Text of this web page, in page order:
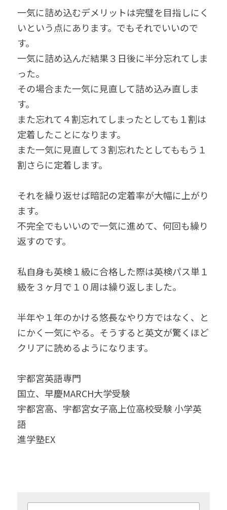
一気に詰め込むデメリットは完璧を目指しにく
いという点にあります。でもそれでいいので
す。
一気に詰め込んだ結果３日後に半分忘れてしま
った。
その場合また一気に見直して詰め込み直しま
す。
また忘れて４割忘れてしまったとしても１割は
定着したことになります。
また一気に見直して３割忘れたとしてももう１
割さらに定着します。
それを繰り返せば暗記の定着率が大幅に上がり
ます。
不完全でもいいので一気に進めて、何回も繰り
返すのです。
私自身も英検１級に合格した際は英検パス単１
級を３ヶ月で１０周は繰り返しました。
半年や１年のかける悠長なやり方ではなく、と
にかく一気にやる。そうすると英文が驚くほど
クリアに読めるようになります。
宇都宮英語専門
国立、早慶MARCH大学受験
宇都宮高、宇都宮女子高上位高校受験 小学英
語
進学塾EX